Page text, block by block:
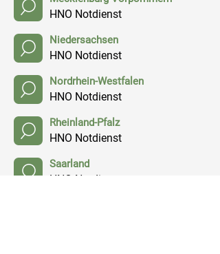
HNO Notdienst
Niedersachsen
HNO Notdienst
Nordrhein-Westfalen
HNO Notdienst
Rheinland-Pfalz
HNO Notdienst
Saarland
HNO Notdienst